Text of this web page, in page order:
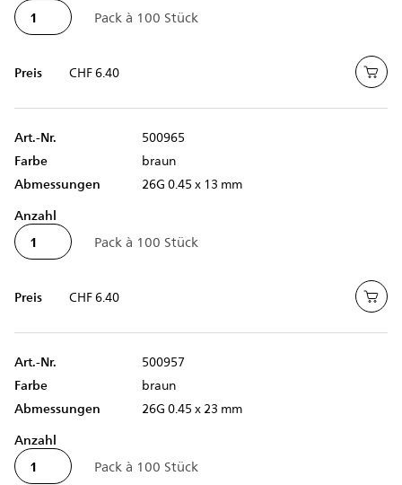
Preis CHF 6.40
Art.-Nr.
500965
Farbe
braun
Abmessungen
26G 0.45 x 13 mm
Anzahl
Preis CHF 6.40
Art.-Nr.
500957
Farbe
braun
Abmessungen
26G 0.45 x 23 mm
Anzahl